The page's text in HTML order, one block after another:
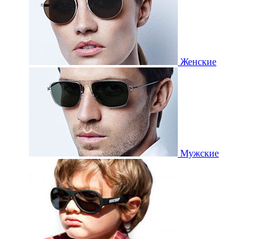
Женские
Мужские